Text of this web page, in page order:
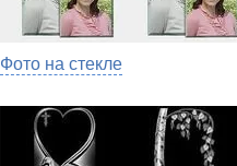
Фото на стекле